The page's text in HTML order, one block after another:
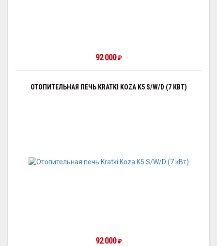
92 000₽
ОТОПИТЕЛЬНАЯ ПЕЧЬ KRATKI KOZA K5 S/W/D (7 КВТ)
92 000₽